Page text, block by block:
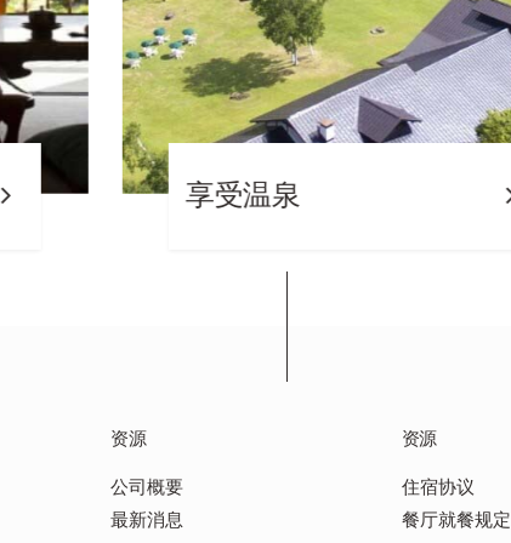
享受温泉
资源
公司概要
最新消息
资源
住宿协议
餐厅就餐规定